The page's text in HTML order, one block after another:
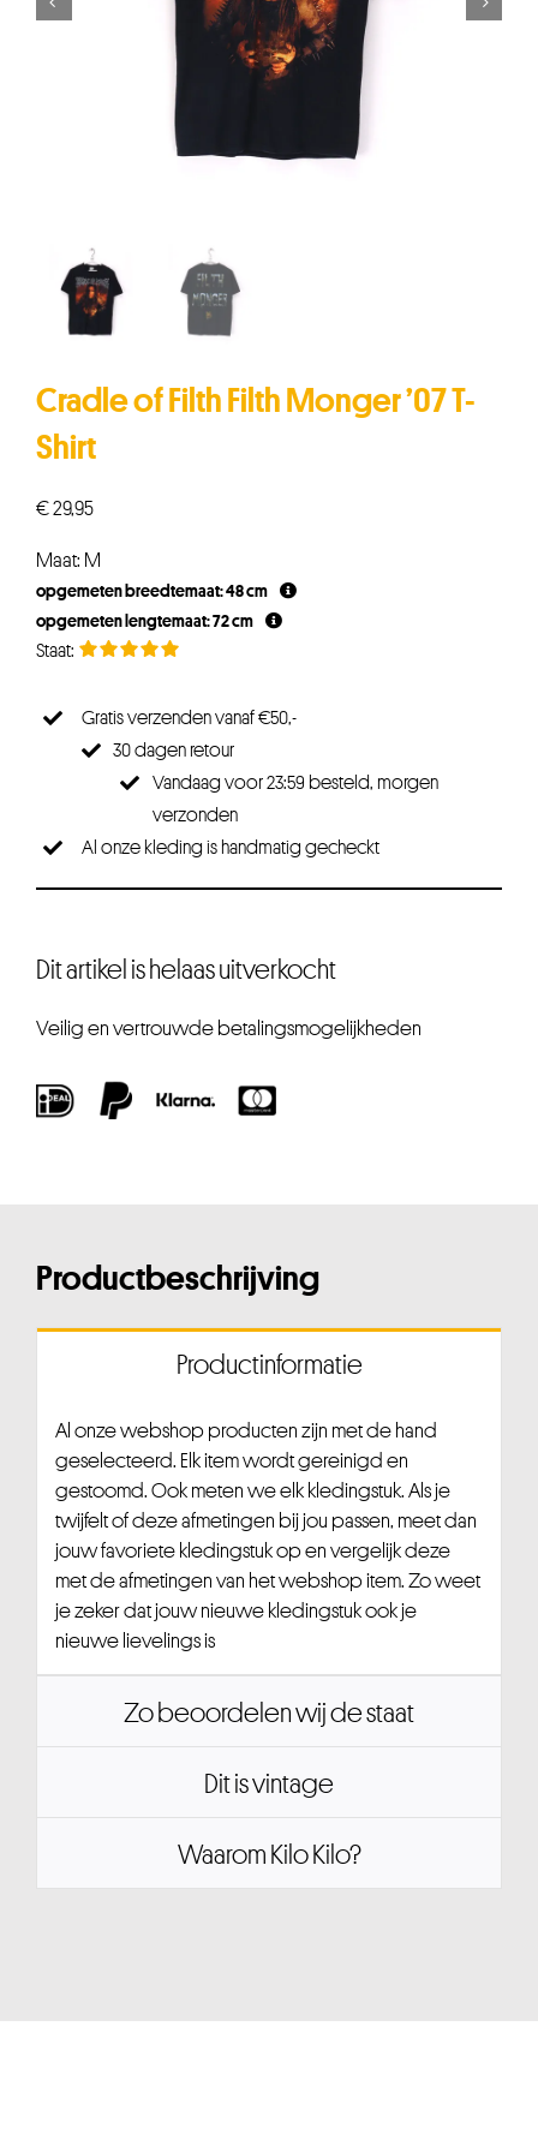
Cradle of Filth Filth Monger ’07 T-
Shirt
€29,95
Maat: M
opgemeten breedtemaat: 48 cm
opgemeten lengtemaat: 72 cm
Gratis verzenden vanaf €50,-
30 dagen retour
Vandaag voor 23:59 besteld, morgen
verzonden
Al onze kleding is handmatig gecheckt
Dit artikel is helaas uitverkocht
Veilig en vertrouwde betalingsmogelijkheden
Productbeschrijving
Productinformatie
Al onze webshop producten zijn met de hand
geselecteerd. Elk item wordt gereinigd en
gestoomd. Ook meten we elk kledingstuk. Als je
twijfelt of deze afmetingen bij jou passen, meet dan
jouw favoriete kledingstuk op en vergelijk deze
met de afmetingen van het webshop item. Zo weet
je zeker dat jouw nieuwe kledingstuk ook je
nieuwe lievelings is
Zo beoordelen wij de staat
Dit is vintage
Waarom Kilo Kilo?